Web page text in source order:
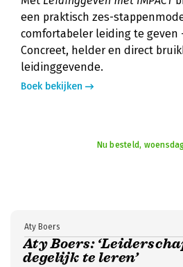
een praktisch zes-
comfortabeler leiding te geven
Concreet, helder en direct
leidinggevende.
Boek bekijken
Nu besteld,
Aty Boers:
degelijk te leren’
Aty Boers